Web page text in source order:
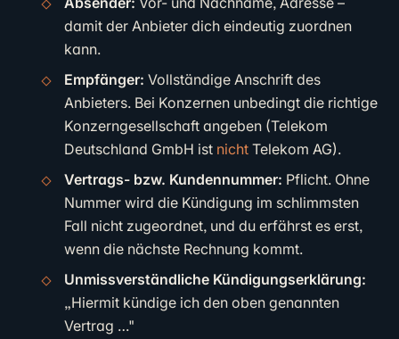
damit der Anbieter dich eindeutig zuordnen
kann.
Empfänger: Vollständige Anschrift des
Anbieters. Bei Konzernen unbedingt die richtige
Konzerngesellschaft angeben (Telekom
Deutschland GmbH ist nicht Telekom AG).
Vertrags- bzw. Kundennummer: Pflicht. Ohne
Nummer wird die Kündigung im schlimmsten
Fall nicht zugeordnet, und du erfährst es erst,
wenn die nächste Rechnung kommt.
Unmissverständliche Kündigungserklärung:
„Hiermit kündige ich den oben genannten
Vertrag …"